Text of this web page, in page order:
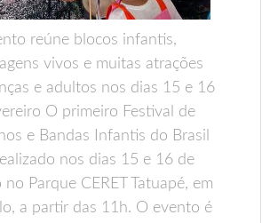
reúne blocos infantis,
vivos e muitas atrações
e adultos nos dias 15 e 16
O primeiro Festival de
e Bandas Infantis do Brasil
nos dias 15 e 16 de
Parque CERET Tatuapé, em
a partir das 11h. O evento é